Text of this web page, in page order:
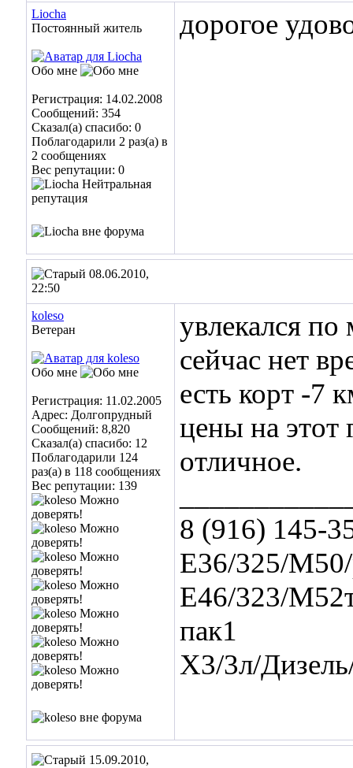
Liocha
Постоянный житель
Обо мне
Регистрация: 14.02.2008
Сообщений: 354
Сказал(а) спасибо: 0
Поблагодарили 2 раз(а) в
2 сообщениях
Вес репутации: 0
дорогое
08.06.2010,
22:50
koleso
Ветеран
Обо мне
Регистрация: 11.02.2005
Адрес: Долгопрудный
Сообщений: 8,820
Сказал(а) спасибо: 12
Поблагодарили 124
раз(а) в 118 сообщениях
Вес репутации: 139
увлекался по
сейчас нет
есть корт -7
цены на этот
отличное.
8 (916) 145-
Е36/325/М50/
Е46/323/
пак1
Х3/3л/
15.09.2010,